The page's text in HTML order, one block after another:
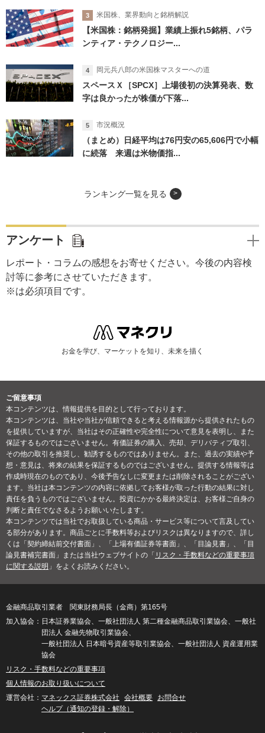
米国株、業界動向と銘柄解説
【米国株：銘柄発掘】業績上振れ5銘柄、パラ
ンティア・テクノロジー...
岡元兵八郎の米国株マスターへの道
スペースＸ［SPCX］上場後初の決算発表、数
字は良かったが株価が下落...
市況概況
（まとめ）日経平均は76円安の65,606円で小幅
に続落 来週は米物価指...
ランキング一覧を見る
アンケート
レポート・コラムの感想をお寄せください。今後の内容検
討等に参考にさせていただきます。
※は必須項目です。
お金を学び、マーケットを知り、未来を描く
ご留意事項
本コンテンツは、情報提供を目的として行っております。
本コンテンツは、当社や当社が信頼できると考える情報源から提供されたもの
を提供していますが、当社はその正確性や完全性について意見を表明し、また
保証するものではございません。有価証券の購入、売却、デリバティブ取引、
その他の取引を推奨し、勧誘するものではありません。また、過去の実績や予
想・意見は、将来の結果を保証するものではございません。提供する情報等は
作成時現在のものであり、今後予告なしに変更または削除されることがござい
ます。当社は本コンテンツの内容に依拠してお客様が取った行動の結果に対し
責任を負うものではございません。投資にかかる最終決定は、お客様ご自身の
判断と責任でなさるようお願いいたします。
本コンテンツでは当社でお取扱している商品・サービス等について言及してい
る部分があります。商品ごとに手数料等およびリスクは異なりますので、詳し
くは「契約締結前交付書面」、「上場有価証券等書面」、「目論見書」、「目
論見書補完書面」または当社ウェブサイトの「 リスク・手数料などの重要事項
に関する説明 」をよくお読みください。
金融商品取引業者 関東財務局長（金商）第165号
日本証券業協会、一般社団法人 第二種金融商品取引業協会、一般社
団法人 金融先物取引業協会、
一般社団法人 日本暗号資産等取引業協会、一般社団法人 資産運用業
協会
リスク・手数料などの重要事項
個人情報のお取り扱いについて
マネックス証券株式会社
会社概要
お問合せ
ヘルプ（通知の登録・解除）